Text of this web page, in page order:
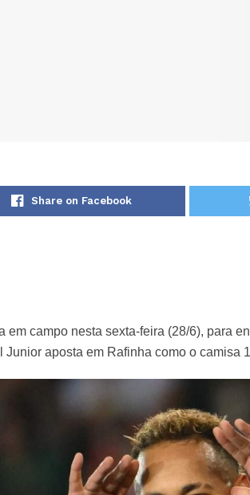
Share on Facebook
em campo nesta sexta-feira (28/6), para
Junior aposta em Rafinha como o camisa